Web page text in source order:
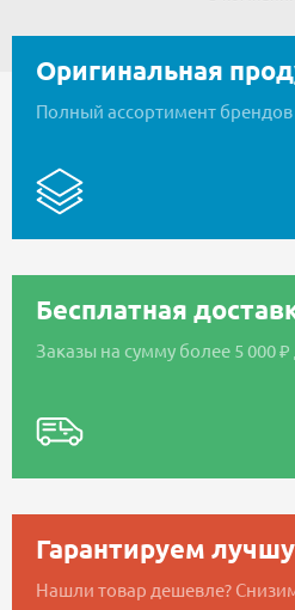
Оригинальная
Полный ассортимент
Бесплатная
Заказы на сумму более 5 000 ₽
Гарантируем
Нашли товар дешевле?